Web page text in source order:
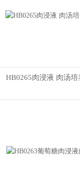
HB0265肉浸液 肉汤培